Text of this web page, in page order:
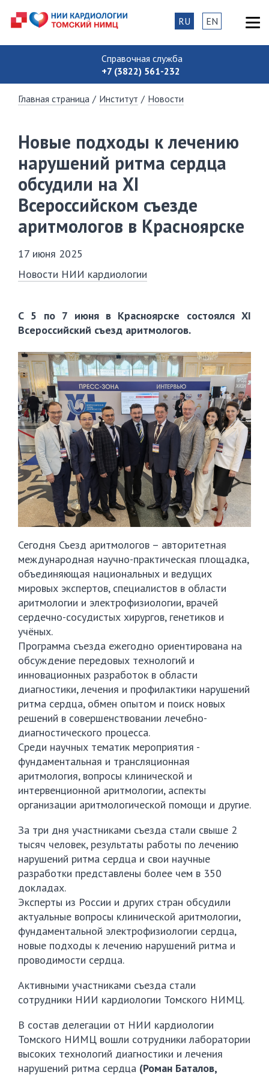
Справочная служба
+7 (3822) 561-232
RU EN
Главная страница / Институт / Новости
Новые подходы к лечению
нарушений ритма сердца
обсудили на XI
Всероссийском съезде
аритмологов в Красноярске
17 июня 2025
Новости НИИ кардиологии
С 5 по 7 июня в Красноярске состоялся XI
Всероссийский съезд аритмологов.
Сегодня Съезд аритмологов – авторитетная
международная научно-практическая площадка,
объединяющая национальных и ведущих
мировых экспертов, специалистов в области
аритмологии и электрофизиологии, врачей
сердечно-сосудистых хирургов, генетиков и
учёных.
Программа съезда ежегодно ориентирована на
обсуждение передовых технологий и
инновационных разработок в области
диагностики, лечения и профилактики нарушений
ритма сердца, обмен опытом и поиск новых
решений в совершенствовании лечебно-
диагностического процесса.
Среди научных тематик мероприятия -
фундаментальная и трансляционная
аритмология, вопросы клинической и
интервенционной аритмологии, аспекты
организации аритмологической помощи и другие.
За три дня участниками съезда стали свыше 2
тысяч человек, результаты работы по лечению
нарушений ритма сердца и свои научные
разработки представлены более чем в 350
докладах.
Эксперты из России и других стран обсудили
актуальные вопросы клинической аритмологии,
фундаментальной электрофизиологии сердца,
новые подходы к лечению нарушений ритма и
проводимости сердца.
Активными участниками съезда стали
сотрудники НИИ кардиологии Томского НИМЦ.
В состав делегации от НИИ кардиологии
Томского НИМЦ вошли сотрудники лаборатории
высоких технологий диагностики и лечения
нарушений ритма сердца (Роман Баталов,